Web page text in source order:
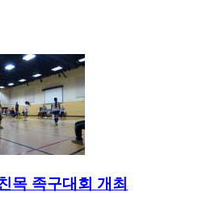
목 족구대회 개최